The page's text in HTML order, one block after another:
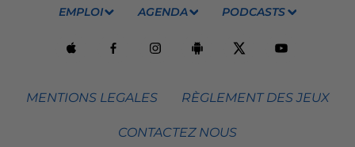
EMPLOI AGENDA PODCASTS
MENTIONS LEGALES RÈGLEMENT DES JEUX
CONTACTEZ NOUS